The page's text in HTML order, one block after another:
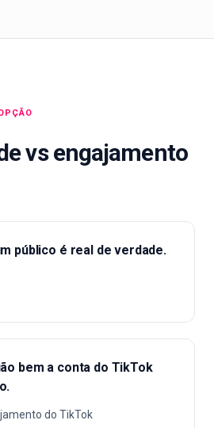
vs engajamento
público é real de verdade.
bem a conta do TikTok
do TikTok